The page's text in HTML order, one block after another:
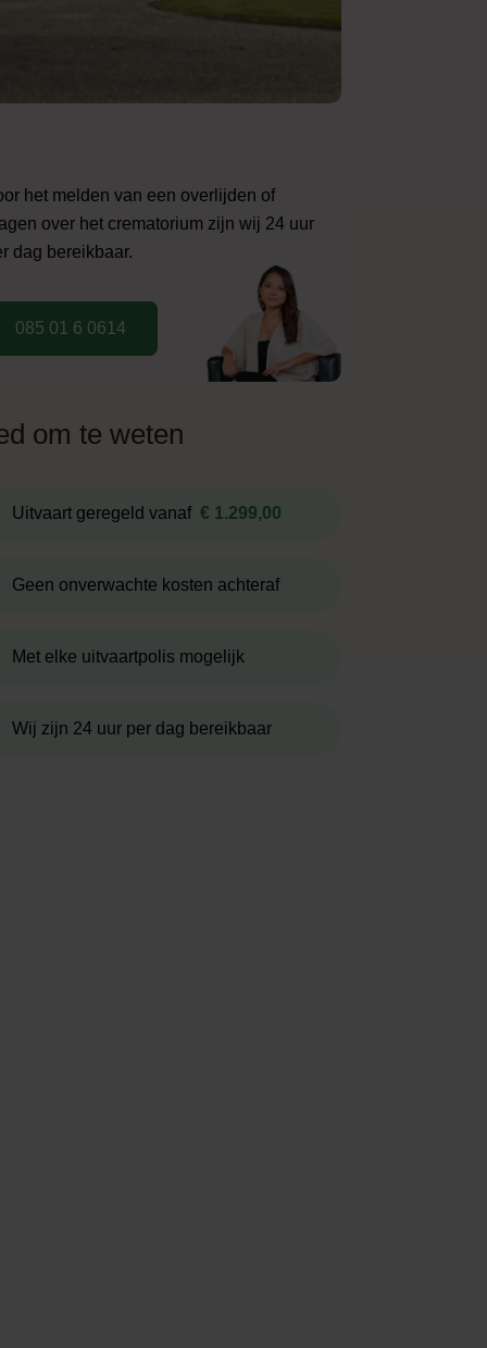
het melden van een overlijden of
over het crematorium zijn wij 24 uur
dag bereikbaar.
085 01 6 0614
om te weten
Uitvaart geregeld vanaf € 1.299,00
Geen onverwachte kosten achteraf
Met elke uitvaartpolis mogelijk
Wij zijn 24 uur per dag bereikbaar